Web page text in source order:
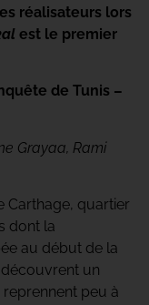
réalisateurs lors
est le premier
de Tunis –
Grayaa, Rami
Carthage, quartier
dont la
au début de la
un
peu à